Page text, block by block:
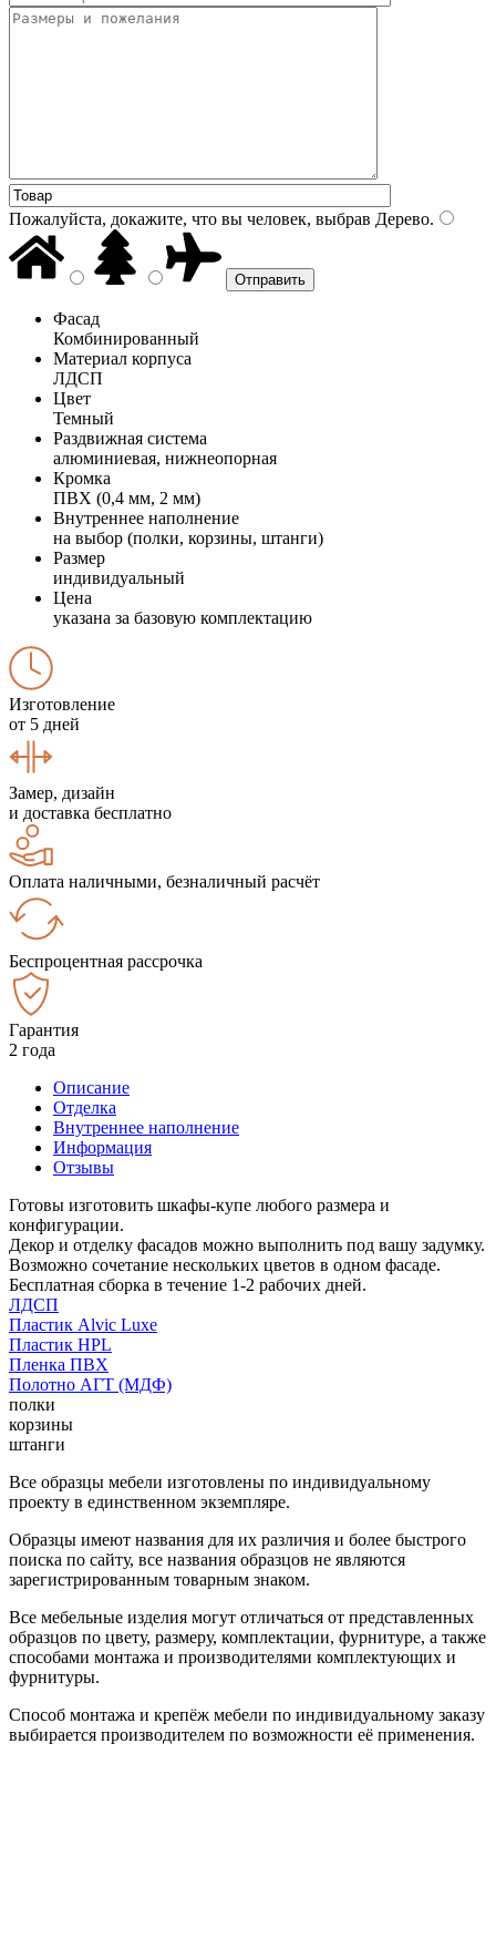
Пожалуйста, докажите, что вы человек, выбрав Дерево.
Фасад
Комбинированный
Материал корпуса
ЛДСП
Цвет
Темный
Раздвижная система
алюминиевая, нижнеопорная
Кромка
ПВХ (0,4 мм, 2 мм)
Внутреннее наполнение
на выбор (полки, корзины, штанги)
Размер
индивидуальный
Цена
указана за базовую комплектацию
Изготовление
от 5 дней
Замер, дизайн
и доставка бесплатно
Оплата наличными, безналичный расчёт
Беспроцентная рассрочка
Гарантия
2 года
Описание
Отделка
Внутреннее наполнение
Информация
Отзывы
Готовы изготовить шкафы-купе любого размера и
конфигурации.
Декор и отделку фасадов можно выполнить под вашу задумку.
Возможно сочетание нескольких цветов в одном фасаде.
Бесплатная сборка в течение 1-2 рабочих дней.
ЛДСП
Пластик Alvic Luxe
Пластик HPL
Пленка ПВХ
Полотно АГТ (МДФ)
полки
корзины
штанги
Все образцы мебели изготовлены по индивидуальному
проекту в единственном экземпляре.
Образцы имеют названия для их различия и более быстрого
поиска по сайту, все названия образцов не являются
зарегистрированным товарным знаком.
Все мебельные изделия могут отличаться от представленных
образцов по цвету, размеру, комплектации, фурнитуре, а также
способами монтажа и производителями комплектующих и
фурнитуры.
Способ монтажа и крепёж мебели по индивидуальному заказу
выбирается производителем по возможности её применения.